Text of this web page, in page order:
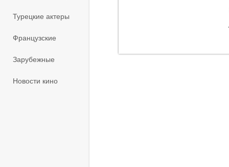
Турецкие актеры
Французские
Зарубежные
Новости кино